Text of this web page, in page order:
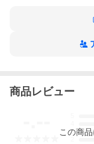
ファ
商品レビュー
3
この商品